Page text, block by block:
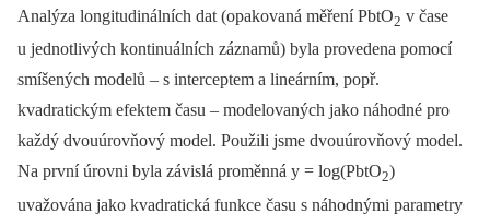
Analýza longitudinálních dat (opakovaná měření PbtO2 v čase
u jednotlivých kontinuálních záznamů) byla provedena pomocí
smíšených modelů –⁠ s interceptem a lineárním, popř.
kvadratickým efektem času –⁠ modelovaných jako náhodné pro
každý dvouúrovňový model. Použili jsme dvouúrovňový model.
Na první úrovni byla závislá proměnná y = log(PbtO2)
uvažována jako kvadratická funkce času s náhodnými parametry